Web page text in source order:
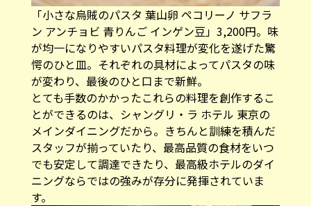
「小さな烏賊のパスタ 葉山卵 ペコリーノ サフラ
ン アンチョビ 青りんご インゲン豆」3,200円。味
が均一になりやすいパスタ料理が変化を遂げた驚
愕のひと皿。それぞれの具材によってパスタの味
が変わり、最後のひと口まで新鮮。
とても手数のかかったこれらの料理を創作するこ
とができるのは、シャングリ・ラ ホテル 東京の
メインダイニングだから。きちんと訓練を積んだ
スタッフが揃っていたり、最高品質の食材をいつ
でも安定して調達できたり、最高級ホテルのダイ
ニングならではの強みが存分に発揮されていま
す。